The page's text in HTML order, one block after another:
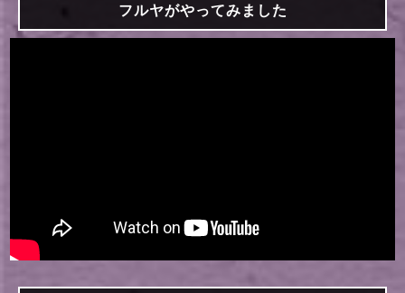
フルヤがやってみました